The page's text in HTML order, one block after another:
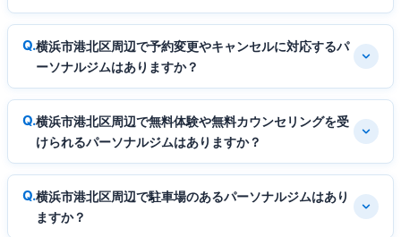
横浜市港北区周辺で予約変更やキャンセルに対応するパ
ーソナルジムはありますか？
横浜市港北区周辺で無料体験や無料カウンセリングを受
けられるパーソナルジムはありますか？
横浜市港北区周辺で駐車場のあるパーソナルジムはあり
ますか？